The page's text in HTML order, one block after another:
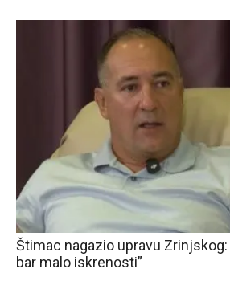
Štimac nagazio upravu Zrinjskog:
bar malo iskrenosti”